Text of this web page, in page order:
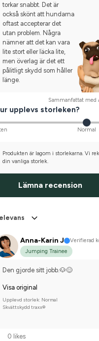
torkar snabbt. Det är
också skönt att hundarna
oftast accepterar det
utan problem. Några
nämner att det kan vara
lite stort eller läcka lite,
men överlag är det ett
pålitligt skydd som håller
länge.
Sammanfattat med
upplevs storleken?
Normal
Produkten är lagom i storlekarna. Vi
din vanliga storlek.
Lämna recension
Anna-Karin J
Verifierad
Jumping Trainee
Den gjorde sitt jobb.🐶😊
Visa original
Upplevd storlek: Normal
Skvättskydd traxx®
0 likes